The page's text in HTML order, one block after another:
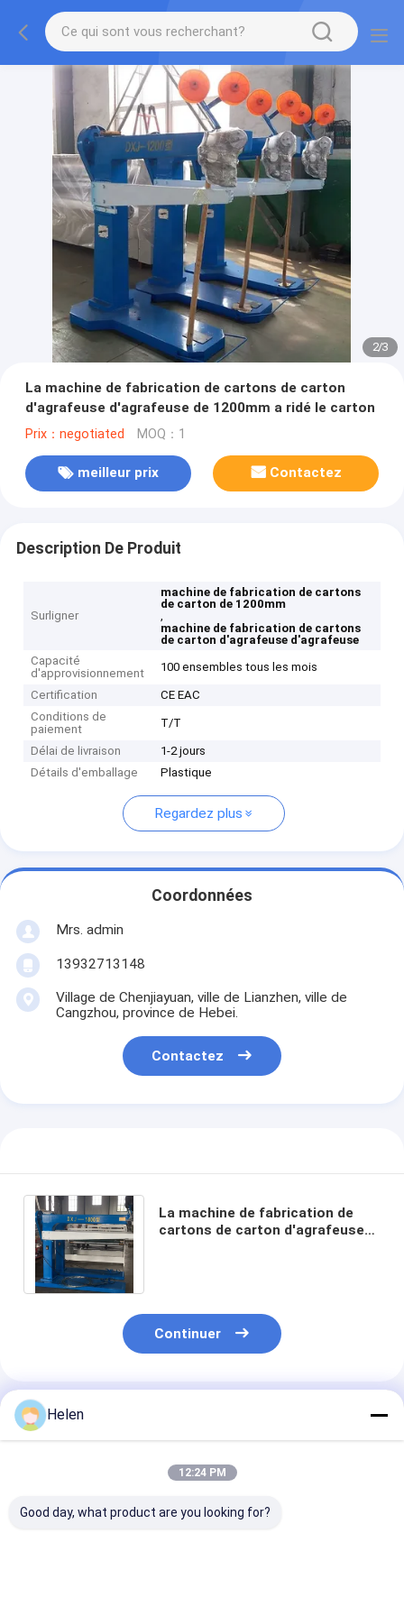
2/3
La machine de fabrication de cartons de carton
d'agrafeuse d'agrafeuse de 1200mm a ridé le carton
Prix：negotiated MOQ：1
meilleur prix Contactez
Description De Produit
Surligner
machine de fabrication de cartons
de carton de 1200mm
,
machine de fabrication de cartons
de carton d'agrafeuse d'agrafeuse
Capacité
d'approvisionnement
100 ensembles tous les mois
Certification
CE EAC
Conditions de
paiement
T/T
Délai de livraison
1-2 jours
Détails d'emballage
Plastique
Regardez plus
Coordonnées
Mrs. admin
13932713148
Village de Chenjiayuan, ville de Lianzhen, ville de
Cangzhou, province de Hebei.
Contactez
La machine de fabrication de
cartons de carton d'agrafeuse
Continuer
Produits Recommandés
Helen
12:24 PM
Good day, what product are you looking for?